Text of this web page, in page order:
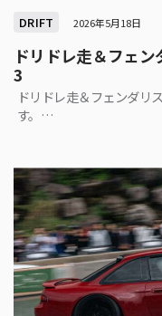
DRIFT 2026年5月18日
ドリドレ走＆フェ
3
ドリドレ走＆フェンダリ
す。…